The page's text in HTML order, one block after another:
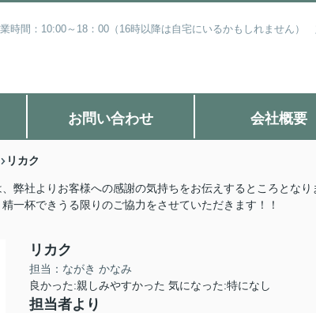
時間：10:00～18：00（16時以降は自宅にいるかもしれません）
お問い合わせ 会社概要
リカク
弊社よりお客様への感謝の気持ちをお伝えするところとな
一杯できうる限りのご協力をさせていただきます！！
リカク
担当：ながき かなみ
良かった:親しみやすかった 気になった:特になし
担当者より